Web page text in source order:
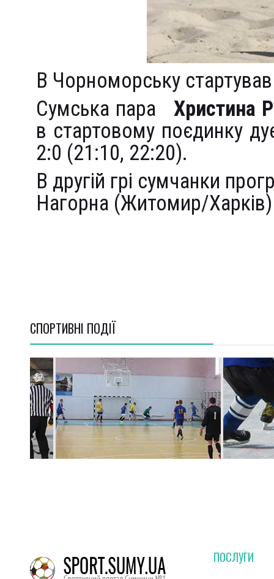
В Чорноморську
Сумська параХристина
в стартовому поєдинку
2:0 (21:10, 22:20).
В другій грі сумчанки
Нагорна (Житомир/
СПОРТИВНI ПОДІЇ
ПОСЛУГИ